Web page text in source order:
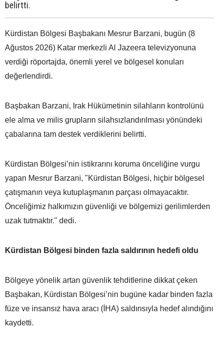
belirtti.
Kürdistan Bölgesi Başbakanı Mesrur Barzani, bugün (8
Ağustos 2026) Katar merkezli Al Jazeera televizyonuna
verdiği röportajda, önemli yerel ve bölgesel konuları
değerlendirdi.
Başbakan Barzani, Irak Hükümetinin silahların kontrolünü
ele alma ve milis grupların silahsızlandırılması yönündeki
çabalarına tam destek verdiklerini belirtti.
Kürdistan Bölgesi’nin istikrarını koruma önceliğine vurgu
yapan Mesrur Barzani, "Kürdistan Bölgesi, hiçbir bölgesel
çatışmanın veya kutuplaşmanın parçası olmayacaktır.
Önceliğimiz halkımızın güvenliği ve bölgemizi gerilimlerden
uzak tutmaktır." dedi.
Kürdistan Bölgesi binden fazla saldırının hedefi oldu
Bölgeye yönelik artan güvenlik tehditlerine dikkat çeken
Başbakan, Kürdistan Bölgesi’nin bugüne kadar binden fazla
füze ve insansız hava aracı (İHA) saldırısıyla hedef alındığını
kaydetti.